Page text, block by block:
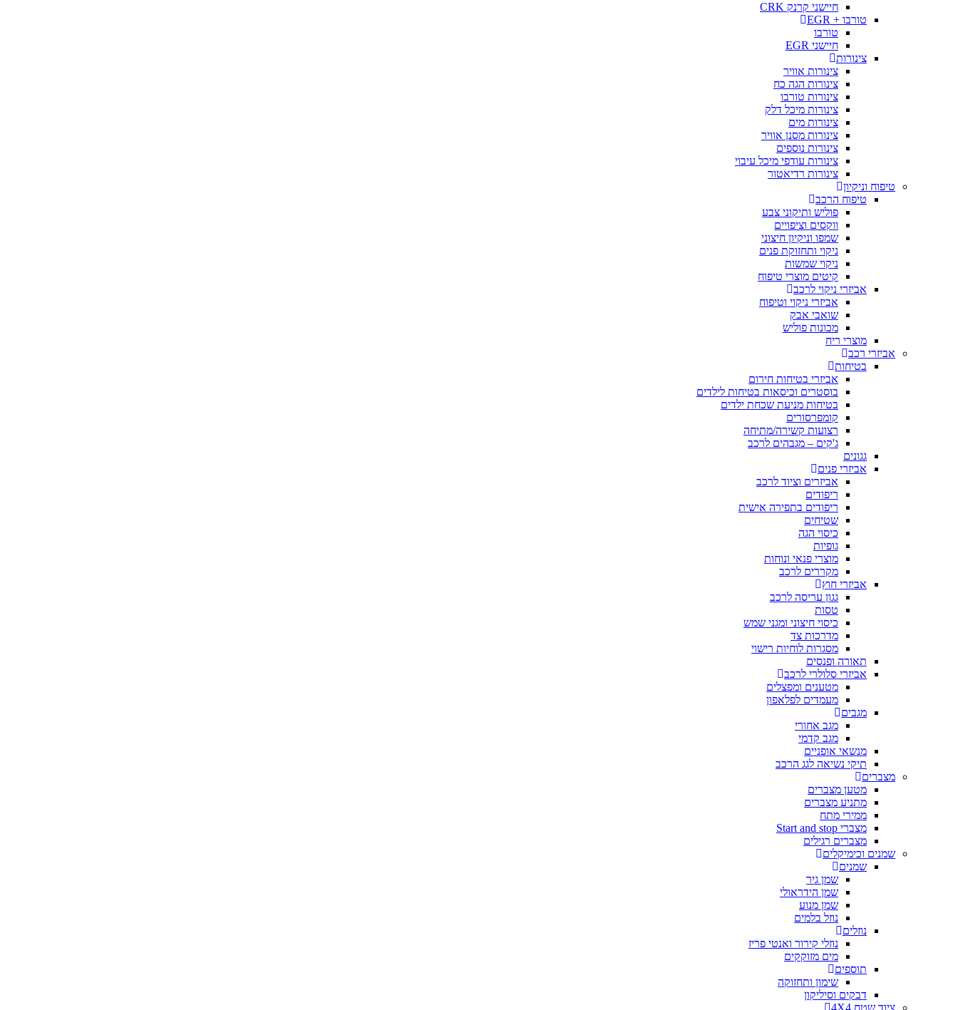
חיישני קרנק CRK
טורבו + EGR
טורבו
חיישני EGR
צינורות
צינורות אוויר
צינורות הגה כח
צינורות טורבו
צינורות מיכל דלק
צינורות מים
צינורות מסנן אוויר
צינורות נוספים
צינורות עודפי מיכל עיבוי
צינורות רדיאטור
טיפוח וניקיון
טיפוח הרכב
פוליש ותיקוני צבע
ווקסים וציפויים
שמפו וניקיון חיצוני
ניקוי ותחזוקת פנים
ניקוי שמשות
קיטים מוצרי טיפוח
אביזרי ניקוי לרכב
אביזרי ניקוי וטיפוח
שואבי אבק
מכונות פוליש
מוצרי ריח
אביזרי רכב
בטיחות
אביזרי בטיחות חירום
בוסטרים וכיסאות בטיחות לילדים
בטיחות מניעת שכחת ילדים
קומפרסורים
רצועות קשירה/מתיחה
ג'קים – מגבהים לרכב
גגונים
אביזרי פנים
אביזרים וציוד לרכב
ריפודים
ריפודים בתפירה אישית
שטיחים
כיסוי הגה
גופיות
מוצרי פנאי ונוחות
מקררים לרכב
אביזרי חוץ
גגון עריסה לרכב
טסות
כיסוי חיצוני ומגני שמש
מדרכות צד
מסגרות לוחיות רישוי
תאורה ופנסים
אביזרי סלולרי לרכב
מטענים ומפצלים
מעמדים לפלאפון
מגבים
מגב אחורי
מגב קדמי
מנשאי אופניים
תיקי נשיאה לגג הרכב
מצברים
מטען מצברים
מתניע מצברים
ממירי מתח
מצברי Start and stop
מצברים רגילים
שמנים וכימיקלים
שמנים
שמן גיר
שמן הידראולי
שמן מנוע
נוזל בלמים
נוזלים
נוזלי קירור ואנטי פריז
מים מזוקקים
תוספים
שימון ותחזוקה
דבקים וסיליקון
ציוד שטח 4X4